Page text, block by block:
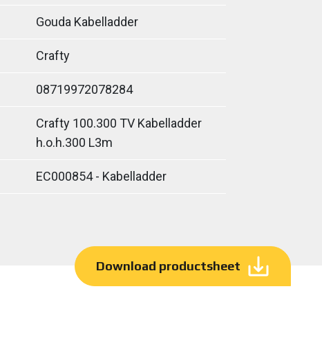
Gouda Kabelladder
Crafty
08719972078284
Crafty 100.300 TV Kabelladder
h.o.h.300 L3m
EC000854 - Kabelladder
Download productsheet